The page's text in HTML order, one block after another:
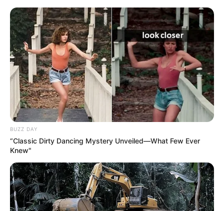
BUZZ DAY
“Classic Dirty Dancing Mystery Unveiled—What Few Ever
Knew"